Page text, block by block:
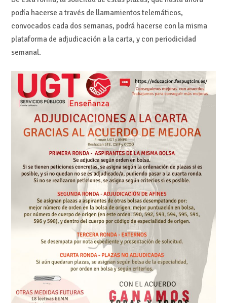
podía hacerse a través de llamamientos telemáticos,
convocados cada dos semanas, podrá hacerse con la misma
plataforma de adjudicación a la carta, y con periodicidad
semanal.